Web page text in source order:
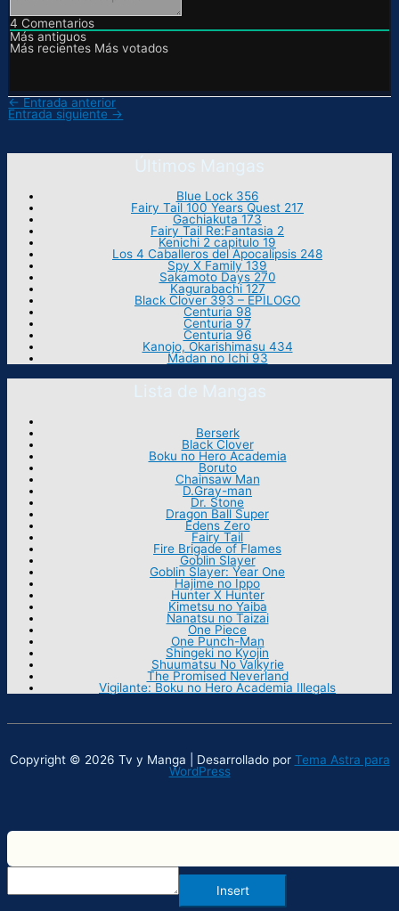
4 Comentarios
Más antiguos
Más recientes Más votados
← Entrada anterior
Entrada siguiente →
Últimos Mangas
Blue Lock 356
Fairy Tail 100 Years Quest 217
Gachiakuta 173
Fairy Tail Re:Fantasia 2
Kenichi 2 capitulo 19
Los 4 Caballeros del Apocalipsis 248
Spy X Family 139
Sakamoto Days 270
Kagurabachi 127
Black Clover 393 – EPILOGO
Centuria 98
Centuria 97
Centuria 96
Kanojo, Okarishimasu 434
Madan no Ichi 93
Lista de Mangas
Berserk
Black Clover
Boku no Hero Academia
Boruto
Chainsaw Man
D.Gray-man
Dr. Stone
Dragon Ball Super
Edens Zero
Fairy Tail
Fire Brigade of Flames
Goblin Slayer
Goblin Slayer: Year One
Hajime no Ippo
Hunter X Hunter
Kimetsu no Yaiba
Nanatsu no Taizai
One Piece
One Punch-Man
Shingeki no Kyojin
Shuumatsu No Valkyrie
The Promised Neverland
Vigilante: Boku no Hero Academia Illegals
Copyright © 2026 Tv y Manga | Desarrollado por Tema Astra para
WordPress
Insert